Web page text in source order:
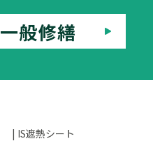
一般修繕
IS遮熱シート